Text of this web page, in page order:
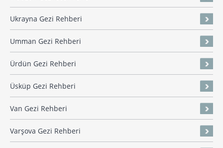
Ukrayna Gezi Rehberi
Umman Gezi Rehberi
Ürdün Gezi Rehberi
Üsküp Gezi Rehberi
Van Gezi Rehberi
Varşova Gezi Rehberi